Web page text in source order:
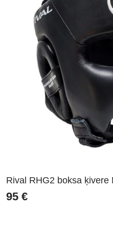
Rival RHG2 boksa ķivere
95 €